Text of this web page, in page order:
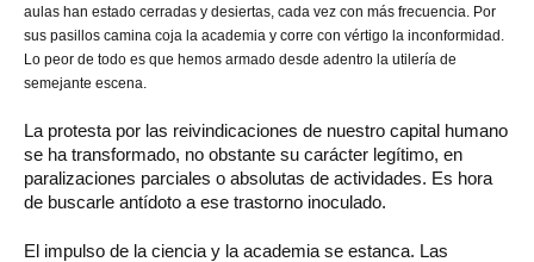
aulas han estado cerradas y desiertas, cada vez con más frecuencia. Por
sus pasillos camina coja la academia y corre con vértigo la inconformidad.
Lo peor de todo es que hemos armado desde adentro la utilería de
semejante escena.
La protesta por las reivindicaciones de nuestro capital humano
se ha transformado, no obstante su carácter legítimo, en
paralizaciones parciales o absolutas de actividades. Es hora
de buscarle antídoto a ese trastorno inoculado.
El impulso de la ciencia y la academia se estanca. Las